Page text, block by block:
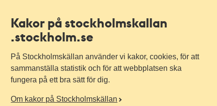
Kakor på stockholmskallan
.stockholm.se
På Stockholmskällan använder vi kakor, cookies, för att
sammanställa statistik och för att webbplatsen ska
fungera på ett bra sätt för dig.
Om kakor på Stockholmskällan